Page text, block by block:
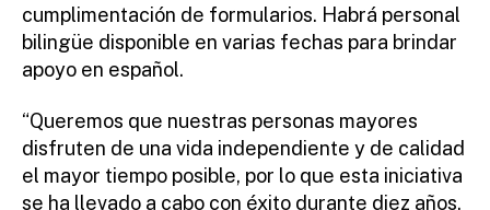
cumplimentación de formularios. Habrá personal
bilingüe disponible en varias fechas para brindar
apoyo en español.
“Queremos que nuestras personas mayores
disfruten de una vida independiente y de calidad
el mayor tiempo posible, por lo que esta iniciativa
se ha llevado a cabo con éxito durante diez años.